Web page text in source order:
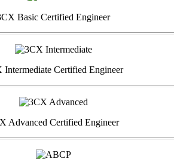
Basic Certified Engineer
Intermediate Certified Engineer
Advanced Certified Engineer